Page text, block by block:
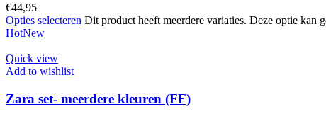
€44,95
Opties selecteren Dit product heeft meerdere variaties. Deze optie kan
HotNew
Quick view
Add to wishlist
Zara set- meerdere kleuren (FF)